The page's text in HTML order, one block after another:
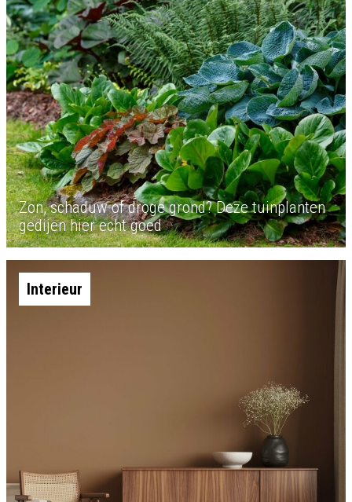
Zon, schaduw of droge grond? Deze tuinplanten
gedijen hier echt goed
Interieur